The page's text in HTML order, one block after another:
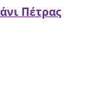
Πέτρας